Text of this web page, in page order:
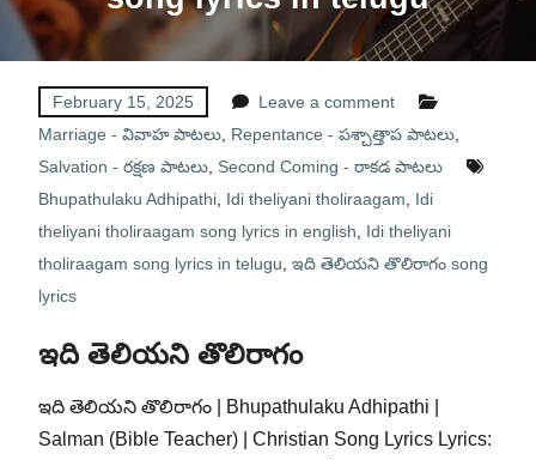
February 15, 2025
Leave a comment
Marriage - వివాహ పాటలు, Repentance - పశ్చాత్తాప పాటలు,
Salvation - రక్షణ పాటలు, Second Coming - రాకడ పాటలు
Bhupathulaku Adhipathi, Idi theliyani tholiraagam
Idi
theliyani tholiraagam song lyrics in english
Idi theliyani
tholiraagam song lyrics in telugu ఇది తెలియని తొలిరాగం song
lyrics
ఇది తెలియని తొలిరాగం
ఇది తెలియని తొలిరాగం | Bhupathulaku Adhipathi |
Salman (Bible Teacher) | Christian Song Lyrics Lyrics: